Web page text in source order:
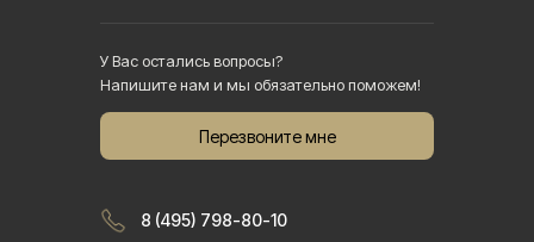
Перезвоните мне
У Вас остались вопросы?
Напишите нам и мы обязательно поможем!
8 (495) 798-80-10